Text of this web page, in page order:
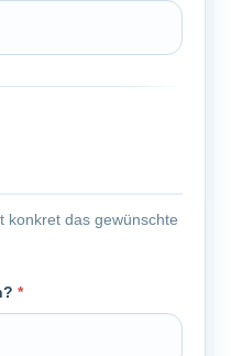
konkret das gewünschte
*